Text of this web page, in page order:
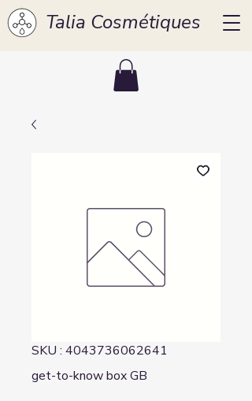
Talia Cosmétiques
SKU : 4043736062641
get-to-know box GB